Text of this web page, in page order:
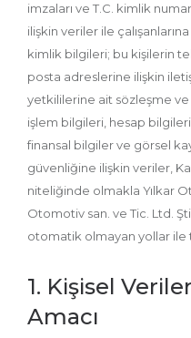
imzaları ve T.C. kimlik
ilişkin veriler ile
kimlik bilgileri; bu kişilerin
posta adreslerine ilişkin
yetkililerine ait sözleşme
işlem bilgileri, hesap
finansal bilgiler ve görsel
güvenliğine ilişkin veriler,
niteliğinde olmakla Yılkar
Otomotiv san. ve Tic. Ltd.
otomatik olmayan yollar
1. Kişisel
Amacı